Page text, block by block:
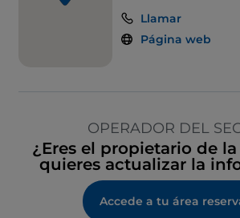
Llamar
Página web
OPERADOR DEL
¿Eres el propietario de
quieres actualizar la
Accede a tu área